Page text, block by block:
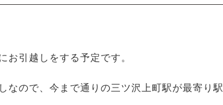
お引越しをする予定です。
なので、今まで通りの三ツ沢上町駅が最寄り駅